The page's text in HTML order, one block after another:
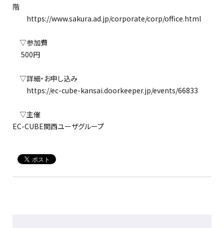
階
https://www.sakura.ad.jp/corporate/corp/office.html
▽参加費
500円
▽詳細・お申し込み
https://ec-cube-kansai.doorkeeper.jp/events/66833
▽主催
EC-CUBE関西ユーザグループ